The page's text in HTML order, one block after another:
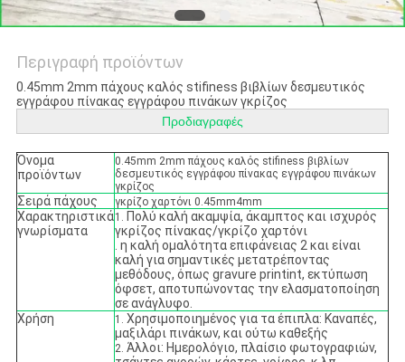
Περιγραφή προϊόντων
0.45mm 2mm πάχους καλός stifiness βιβλίων δεσμευτικός
εγγράφου πίνακας εγγράφου πινάκων γκρίζος
Προδιαγραφές
Όνομα
προϊόντων
0.45mm 2mm πάχους καλός stifiness βιβλίων
δεσμευτικός εγγράφου πίνακας εγγράφου πινάκων
γκρίζος
Σειρά πάχους γκρίζο χαρτόνι 0.45mm4mm
Χαρακτηριστικά
γνωρίσματα
1. Πολύ καλή ακαμψία, άκαμπτος και ισχυρός
γκρίζος πίνακας/γκρίζο χαρτόνι
. η καλή ομαλότητα επιφάνειας 2 και είναι
καλή για σημαντικές μετατρέποντας
μεθόδους, όπως gravure printint, εκτύπωση
όφσετ, αποτυπώνοντας την ελασματοποίηση
σε ανάγλυφο.
Χρήση
1. Χρησιμοποιημένος για τα έπιπλα: Καναπές,
μαξιλάρι πινάκων, και ούτω καθεξής
2. Άλλοι: Ημερολόγιο, πλαίσιο φωτογραφιών,